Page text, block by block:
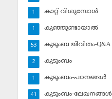
കാറ്റ് വീശുമ്പോള്‍
1
കുഞ്ഞുണ്ടായാല്‍
1
കുടുംബ ജീവിതം-Q&A
53
കുടുംബം
2
കുടുംബം-പഠനങ്ങള്‍
1
കുടുംബം-ലേഖനങ്ങള്‍
41